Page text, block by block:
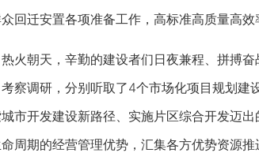
回迁安置各项准备工作，高标准高质量高效
朝天，辛勤的建设者们日夜兼程、拼搏奋
察调研，分别听取了4个市场化项目规划
市开发建设新路径、实施片区综合开发迈
周期的经营管理优势，汇集各方优势资源